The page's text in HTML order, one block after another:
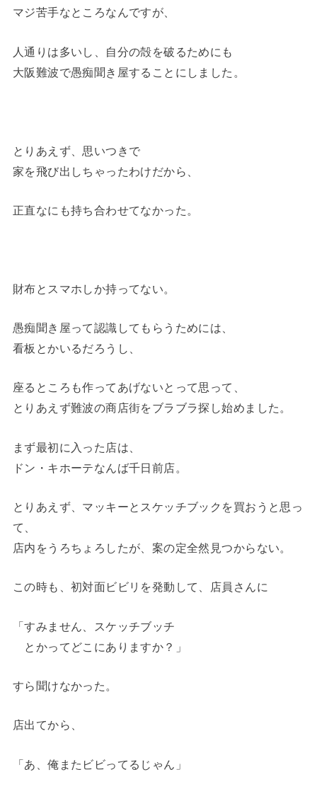
マジ苦手なところなんですが、
人通りは多いし、自分の殻を破るためにも
大阪難波で愚痴聞き屋することにしました。
とりあえず、思いつきで
家を飛び出しちゃったわけだから、
正直なにも持ち合わせてなかった。
財布とスマホしか持ってない。
愚痴聞き屋って認識してもらうためには、
看板とかいるだろうし、
座るところも作ってあげないとって思って、
とりあえず難波の商店街をブラブラ探し始めました。
まず最初に入った店は、
ドン・キホーテなんば千日前店。
とりあえず、マッキーとスケッチブックを買おうと思っ
て、
店内をうろちょろしたが、案の定全然見つからない。
この時も、初対面ビビリを発動して、店員さんに
「すみません、スケッチブッチ
とかってどこにありますか？」
すら聞けなかった。
店出てから、
「あ、俺またビビってるじゃん」